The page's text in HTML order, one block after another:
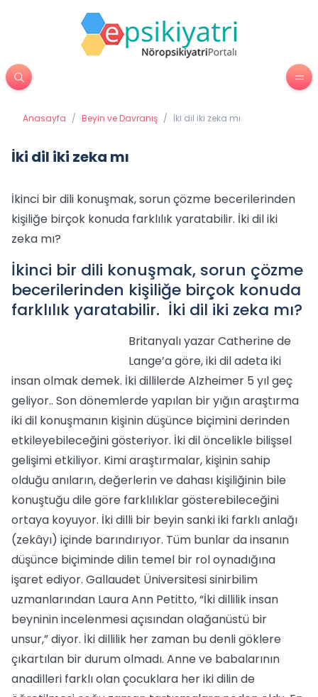
Anasayfa / Beyin ve Davranış / İki dil iki zeka mı
İki dil iki zeka mı
İkinci bir dili konuşmak, sorun çözme becerilerinden
kişiliğe birçok konuda farklılık yaratabilir. İki dil iki
zeka mı?
İkinci bir dili konuşmak, sorun çözme
becerilerinden kişiliğe birçok konuda
farklılık yaratabilir. İki dil iki zeka mı?
Britanyalı yazar Catherine de
Lange’a göre, iki dil adeta iki
insan olmak demek. İki dillilerde Alzheimer 5 yıl geç
geliyor.. Son dönemlerde yapılan bir yığın araştırma
iki dil konuşmanın kişinin düşünce biçimini derinden
etkileyebileceğini gösteriyor. İki dil öncelikle bilişsel
gelişimi etkiliyor. Kimi araştırmalar, kişinin sahip
olduğu anıların, değerlerin ve dahası kişiliğinin bile
konuştuğu dile göre farklılıklar gösterebileceğini
ortaya koyuyor. İki dilli bir beyin sanki iki farklı anlağı
(zekâyı) içinde barındırıyor. Tüm bunlar da insanın
düşünce biçiminde dilin temel bir rol oynadığına
işaret ediyor. Gallaudet Üniversitesi sinirbilim
uzmanlarından Laura Ann Petitto, “İki dillilik insan
beyninin incelenmesi açısından olağanüstü bir
unsur,” diyor. İki dillilik her zaman bu denli göklere
çıkartılan bir durum olmadı. Anne ve babalarının
anadilleri farklı olan çocuklara her iki dilin de